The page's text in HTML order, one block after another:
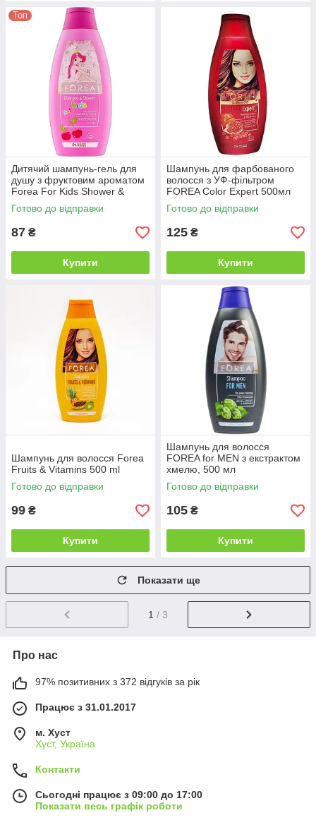
Топ
Дитячий шампунь-гель для
душу з фруктовим ароматом
Forea For Kids Shower &
Shampoo 500 мл
Готово до відправки
87 ₴
Купити
Шампунь для фарбованого
волосся з УФ-фільтром
FOREA Color Expert 500мл
Готово до відправки
125 ₴
Купити
Шампунь для волосся Forea
Fruits & Vitamins 500 ml
Готово до відправки
99 ₴
Купити
Шампунь для волосся
FOREA for MEN з екстрактом
хмелю, 500 мл
Готово до відправки
105 ₴
Купити
Показати ще
1 / 3
Про нас
97% позитивних з 372 відгуків за рік
Працює з 31.01.2017
м. Хуст
Хуст, Україна
Контакти
Сьогодні працює з 09:00 до 17:00
Показати весь графік роботи